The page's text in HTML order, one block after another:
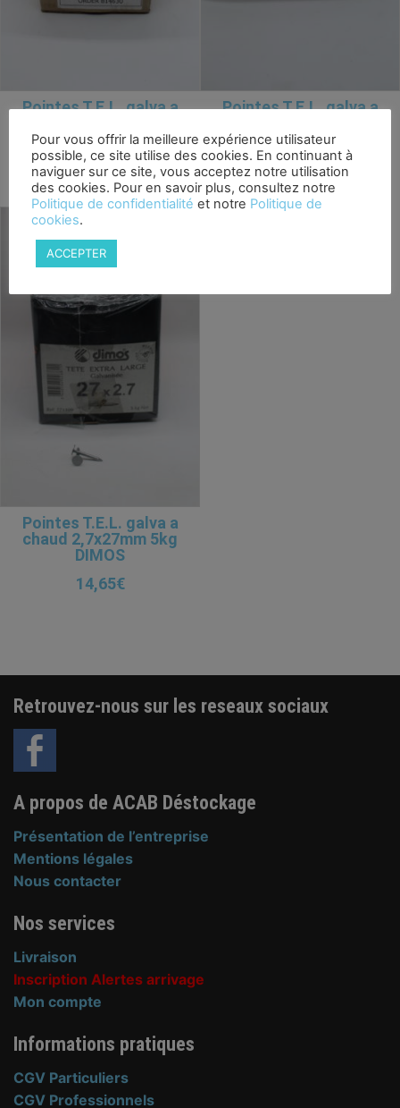
Pointes T.E.L. galva a
VRAC
10,50€
Pointes T.E.L. galva a
VRAC
10,50€
Pointes T.E.L. galva a
chaud 2,7x27mm 5kg
DIMOS
14,65€
Retrouvez-nous sur les reseaux sociaux
A propos de ACAB Déstockage
Présentation de l’entreprise
Mentions légales
Nous contacter
Nos services
Livraison
Inscription Alertes arrivage
Mon compte
Informations pratiques
CGV Particuliers
CGV Professionnels
Pour vous offrir la meilleure expérience utilisateur
possible, ce site utilise des cookies. En continuant à
naviguer sur ce site, vous acceptez notre utilisation
des cookies. Pour en savoir plus, consultez notre
Politique de confidentialité et notre Politique de
cookies.
ACCEPTER